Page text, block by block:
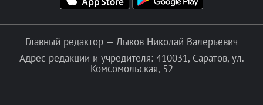
Главный редактор — Лыков Николай Валерьевич
Адрес редакции и учредителя: 410031, Саратов, ул.
Комсомольская, 52